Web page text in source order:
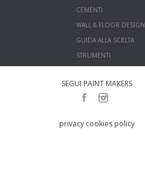
CEMENTI
WALL & FLOOR DESIGN
GUIDA ALLA SCELTA
STRUMENTI
SEGUI PAINT MAKERS
privacy cookies policy